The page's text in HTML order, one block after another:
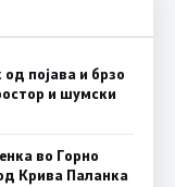
појава и брзо
и шумски
во Горно
Крива Паланка